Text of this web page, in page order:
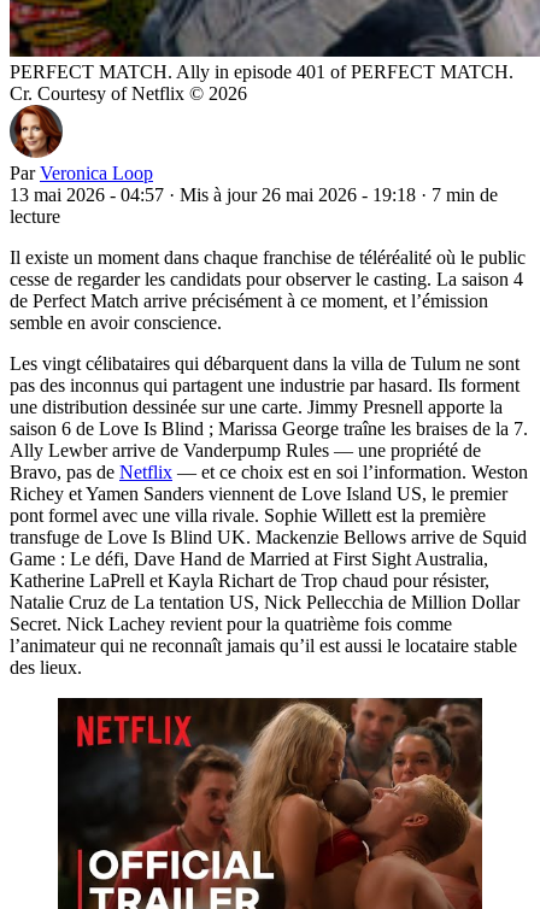
PERFECT MATCH. Ally in episode 401 of PERFECT MATCH.
Cr. Courtesy of Netflix © 2026
Par Veronica Loop
13 mai 2026 - 04:57 · Mis à jour 26 mai 2026 - 19:18 · 7 min de
lecture
Il existe un moment dans chaque franchise de téléréalité où le public
cesse de regarder les candidats pour observer le casting. La saison 4
de Perfect Match arrive précisément à ce moment, et l’émission
semble en avoir conscience.
Les vingt célibataires qui débarquent dans la villa de Tulum ne sont
pas des inconnus qui partagent une industrie par hasard. Ils forment
une distribution dessinée sur une carte. Jimmy Presnell apporte la
saison 6 de Love Is Blind ; Marissa George traîne les braises de la 7.
Ally Lewber arrive de Vanderpump Rules — une propriété de
Bravo, pas de Netflix — et ce choix est en soi l’information. Weston
Richey et Yamen Sanders viennent de Love Island US, le premier
pont formel avec une villa rivale. Sophie Willett est la première
transfuge de Love Is Blind UK. Mackenzie Bellows arrive de Squid
Game : Le défi, Dave Hand de Married at First Sight Australia,
Katherine LaPrell et Kayla Richart de Trop chaud pour résister,
Natalie Cruz de La tentation US, Nick Pellecchia de Million Dollar
Secret. Nick Lachey revient pour la quatrième fois comme
l’animateur qui ne reconnaît jamais qu’il est aussi le locataire stable
des lieux.